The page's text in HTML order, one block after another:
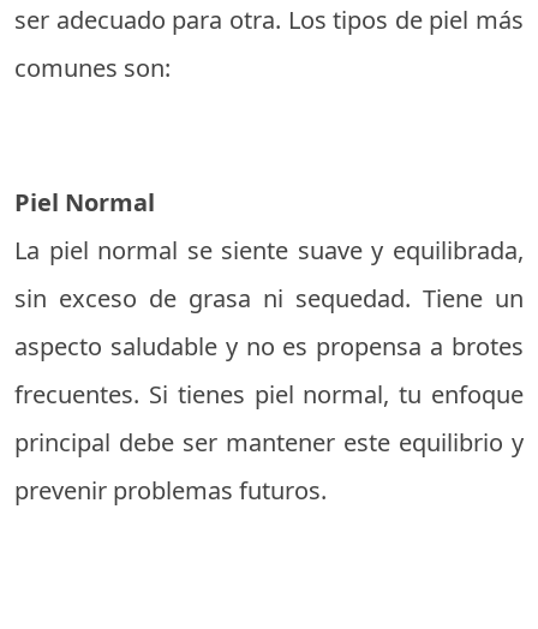
ser adecuado para otra. Los tipos de piel más
comunes son:
Piel Normal
La piel normal se siente suave y equilibrada,
sin exceso de grasa ni sequedad. Tiene un
aspecto saludable y no es propensa a brotes
frecuentes. Si tienes piel normal, tu enfoque
principal debe ser mantener este equilibrio y
prevenir problemas futuros.